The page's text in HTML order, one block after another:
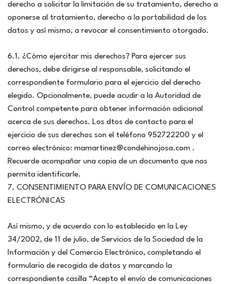
derecho a solicitar la limitación de su tratamiento, derecho a
oponerse al tratamiento, derecho a la portabilidad de los
datos y así mismo, a revocar el consentimiento otorgado.
6.1. ¿Cómo ejercitar mis derechos? Para ejercer sus
derechos, debe dirigirse al responsable, solicitando el
correspondiente formulario para el ejercicio del derecho
elegido. Opcionalmente, puede acudir a la Autoridad de
Control competente para obtener información adicional
acerca de sus derechos. Los dtos de contacto para el
ejercicio de sus derechos son el teléfono 952722200 y el
correo electrónico: mamartinez@condehinojosa.com .
Recuerde acompañar una copia de un documento que nos
permita identificarle.
7. CONSENTIMIENTO PARA ENVÍO DE COMUNICACIONES
ELECTRÓNICAS
Así mismo, y de acuerdo con lo establecido en la Ley
34/2002, de 11 de julio, de Servicios de la Sociedad de la
Información y del Comercio Electrónico, completando el
formulario de recogida de datos y marcando la
correspondiente casilla “Acepto el envío de comunicaciones